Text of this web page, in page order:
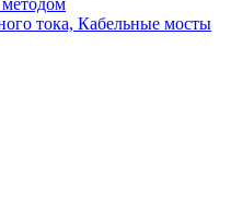
тока, Кабельные мосты